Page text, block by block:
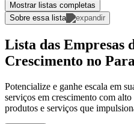
Mostrar listas completas
Sobre essa lista
Lista das Empresas
Crescimento no
Potencialize e ganhe escala em
serviços em crescimento com
produtos e serviços que